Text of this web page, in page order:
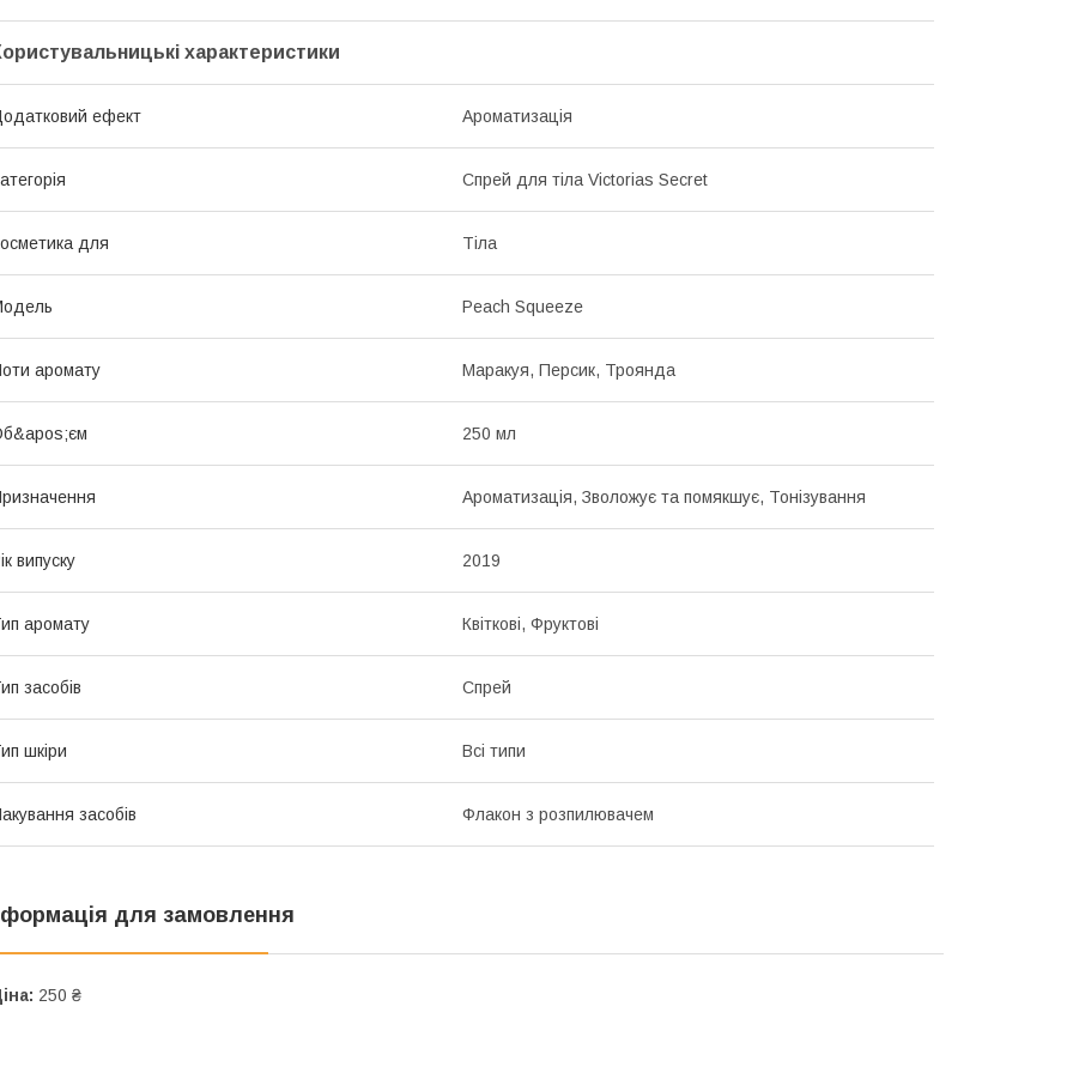
характеристики
ефект Ароматизація
Спрей для тіла Victorias Secret
для Тіла
Peach Squeeze
аромату Маракуя, Персик, Троянда
250 мл
Ароматизація, Зволожує та помякшує, Тонізування
випуску 2019
аромату Квіткові, Фруктові
засобів Спрей
шкіри Всі типи
засобів Флакон з розпилювачем
для замовлення
250 ₴